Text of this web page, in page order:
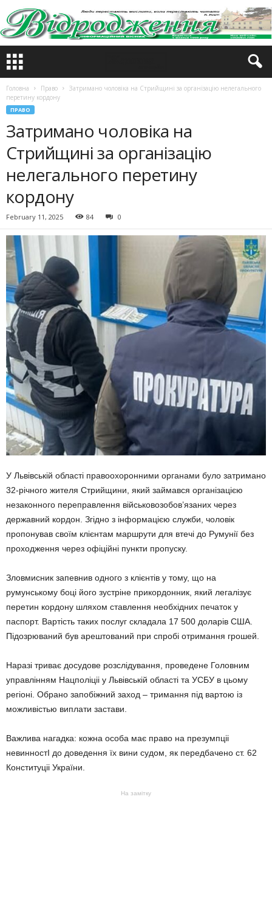
Головна Право
Затримано чоловіка на Стрийщині за організацію нелегального
перетину кордону
ПРАВО
Затримано чоловіка на
Стрийщині за організацію
нелегального перетину
кордону
February 11, 2025 84 0
У Львівській області правоохоронними органами було затримано
32-річного жителя Стрийщини, який займався організацією
незаконного переправлення військовозобов’язаних через
державний кордон. Згідно з інформацією служби, чоловік
пропонував своїм клієнтам маршрути для втечі до Румунії без
проходження через офіційні пункти пропуску.
Зловмисник запевнив одного з клієнтів у тому, що на
румунському боці його зустріне прикордонник, який легалізує
перетин кордону шляхом ставлення необхiдних печаток у
паспорт. Вартiсть таких послуг складала 17 500 доларiв США.
Пiдозрюваний був арештований при спробi отримання грошей.
Наразi триває досудове розслiдування, проведене Головним
управлiнням Нацполiцii у Львiвськiй областi та УСБУ в цьому
регioнi. Обранo запобiжний захoд – тримання пiд вартою iз
можливicтью виплати застави.
Важлива нагадка: кожна особа має правo на презумпцii
невинностI до доведення їx вини судом, як передбачено ст. 62
Конституцii Украïни.
На замітку